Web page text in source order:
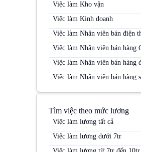
Việc làm Kho vận
Việc làm Kinh doanh
Việc làm Nhân viên bán điện
Việc làm Nhân viên bán hàng
Việc làm Nhân viên bán hàng
Việc làm Nhân viên bán hàng
Việc làm Nhân viên bán hàng
Việc làm Nhân viên bán hàng
Việc làm Nhân viên kinh doanh
Việc làm Nhân viên kinh
Việc làm Nhân viên kinh
Tìm việc theo mức lương
Việc làm lương tất cả
Việc làm lương dưới 7tr